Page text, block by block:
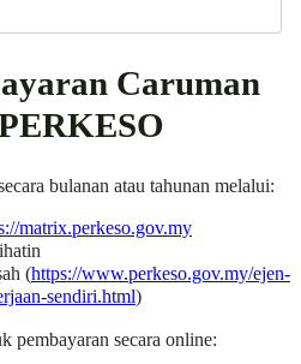
Caruman
bulanan atau tahunan melalui:
matrix.perkeso.gov.my
(https://www.perkeso.gov.my/ejen-
sendiri.html)
pembayaran secara online: